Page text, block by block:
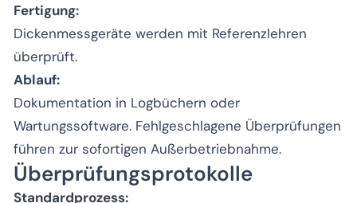
Fertigung:
Dickenmessgeräte werden mit Referenzlehren
überprüft.
Ablauf:
Dokumentation in Logbüchern oder
Wartungssoftware. Fehlgeschlagene Überprüfungen
führen zur sofortigen Außerbetriebnahme.
Überprüfungsprotokolle
Standardprozess: